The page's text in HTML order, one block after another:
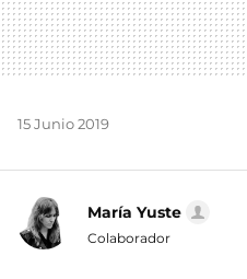
15 Junio 2019
María Yuste
Colaborador